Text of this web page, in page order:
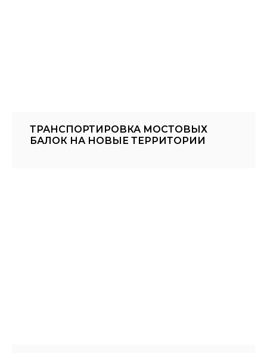
ТРАНСПОРТИРОВКА МОСТОВЫХ
БАЛОК НА НОВЫЕ ТЕРРИТОРИИ